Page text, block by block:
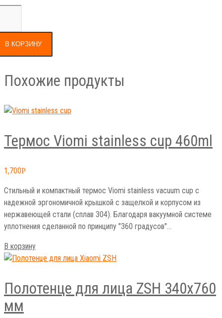
В КОРЗИНУ
Похожие продукты
Термос Viomi stainless cup 460ml
1,700Р
Стильный и компактный термос Viomi stainless vacuum cup с
надежной эргономичной крышкой с защелкой и корпусом из
нержавеющей стали (сплав 304). Благодаря вакуумной системе
уплотнения сделанной по принципу "360 градусов"…
В корзину
Полотенце для лица ZSH 340х760
мм